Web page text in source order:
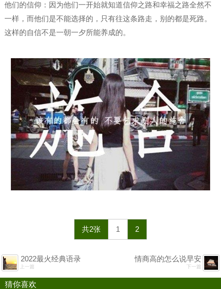
他们的信仰：因为他们一开始就知道信仰之路和幸福之路全然不
一样，而他们是不能选择的，只有往这条路走，别的都是死路。
这样的自信不是一朝一夕所能养成的。
共2张 1 2
2022最火经典语录
上一篇
情商高的怎么说早安
下一篇
猜你喜欢